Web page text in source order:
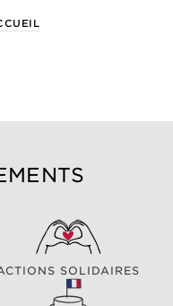
SOLIDAIRES